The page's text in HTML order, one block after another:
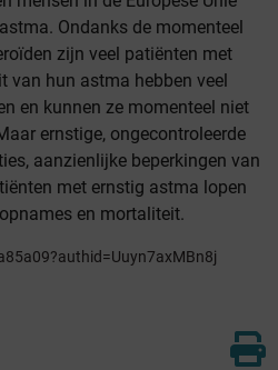
Ondanks de momenteel
zijn veel patiënten met
van hun astma hebben veel
en kunnen ze momenteel niet
ernstige, ongecontroleerde
aanzienlijke beperkingen van
met ernstig astma lopen
en mortaliteit.